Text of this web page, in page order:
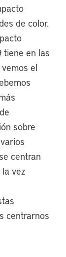
de color.
tiene en las
el
sobre
centran
vez
centrarnos